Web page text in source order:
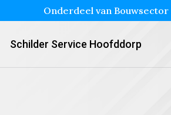
Onderdeel van
Schilder Service Hoofddorp